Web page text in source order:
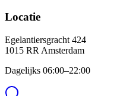
Locatie
Egelantiersgracht 424
1015 RR Amsterdam
Dagelijks 06:00–22:00